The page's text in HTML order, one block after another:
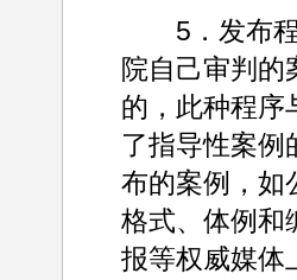
5．发布程
院自己审判的
的，此种程序
了指导性案例
布的案例，如
格式、体例和
报等权威媒体